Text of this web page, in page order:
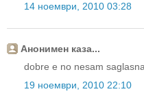
14 ноември, 2010 03:28
Анонимен каза...
dobre e no nesam
19 ноември, 2010 22:10